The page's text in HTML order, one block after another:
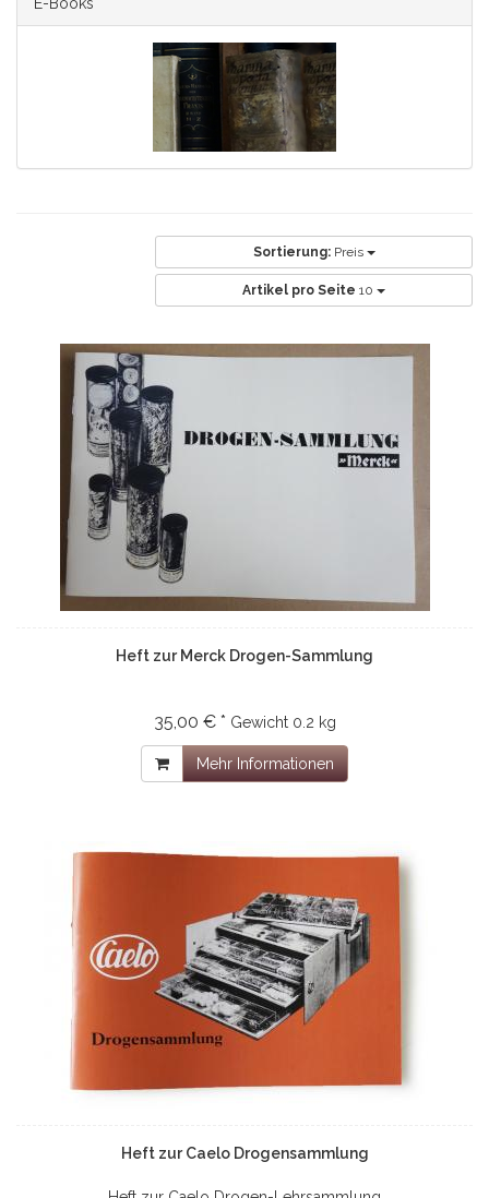
Sortierung: Preis
Artikel pro Seite 10
Heft zur Merck Drogen-Sammlung
35,00 € * Gewicht 0.2 kg
Mehr Informationen
Heft zur Caelo Drogensammlung